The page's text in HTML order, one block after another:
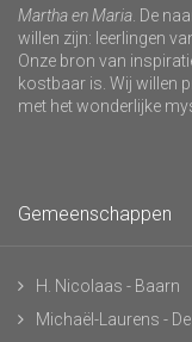
Martha en Maria . De
willen zijn: leerlingen
Onze bron van
kostbaar is. Wij willen
met het wonderlijke
Gemeenschappen
H. Nicolaas - Baarn
Michaël-Laurens -